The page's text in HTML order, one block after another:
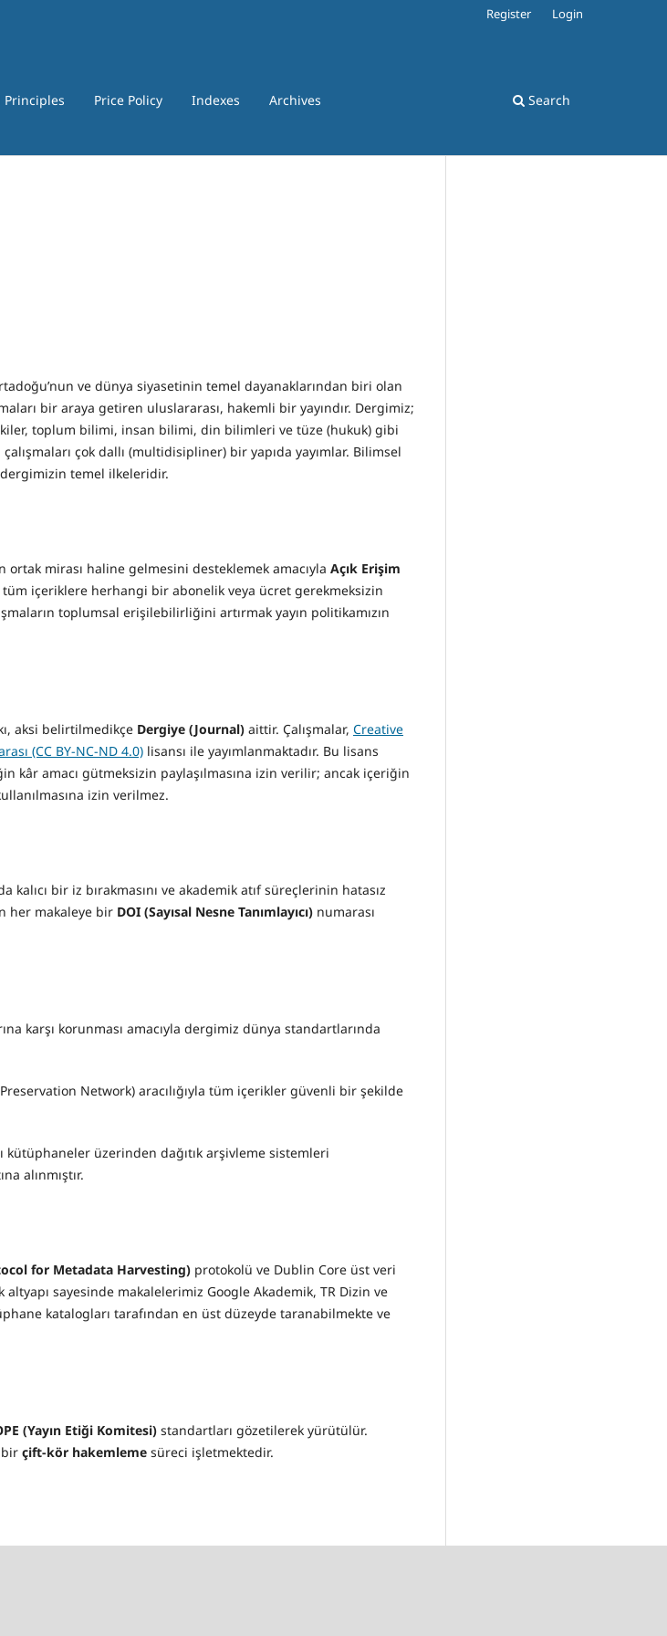
Principles Price Policy Indexes Archives Search
Register Login
ve dünya siyasetinin temel dayanaklarından biri olan
bir araya getiren uluslararası, hakemli bir yayındır. Dergimiz;
toplum bilimi, insan bilimi, din bilimleri ve tüze (hukuk) gibi
çok dallı (multidisipliner) bir yapıda yayımlar. Bilimsel
temel ilkeleridir.
ortak mirası haline gelmesini desteklemek amacıyla Açık Erişim
içeriklere herhangi bir abonelik veya ücret gerekmeksizin
toplumsal erişilebilirliğini artırmak yayın politikamızın
aksi belirtilmedikçe Dergiye (Journal) aittir. Çalışmalar, Creative
(CC BY-NC-ND 4.0) lisansı ile yayımlanmaktadır. Bu lisans
kâr amacı gütmeksizin paylaşılmasına izin verilir; ancak içeriğin
izin verilmez.
bir iz bırakmasını ve akademik atıf süreçlerinin hatasız
her makaleye bir DOI (Sayısal Nesne Tanımlayıcı) numarası
karşı korunması amacıyla dergimiz dünya standartlarında
Network) aracılığıyla tüm içerikler güvenli bir şekilde
kütüphaneler üzerinden dağıtık arşivleme sistemleri
alınmıştır.
for Metadata Harvesting) protokolü ve Dublin Core üst veri
sayesinde makalelerimiz Google Akademik, TR Dizin ve
katalogları tarafından en üst düzeyde taranabilmekte ve
(Yayın Etiği Komitesi) standartları gözetilerek yürütülür.
çift-kör hakemleme süreci işletmektedir.